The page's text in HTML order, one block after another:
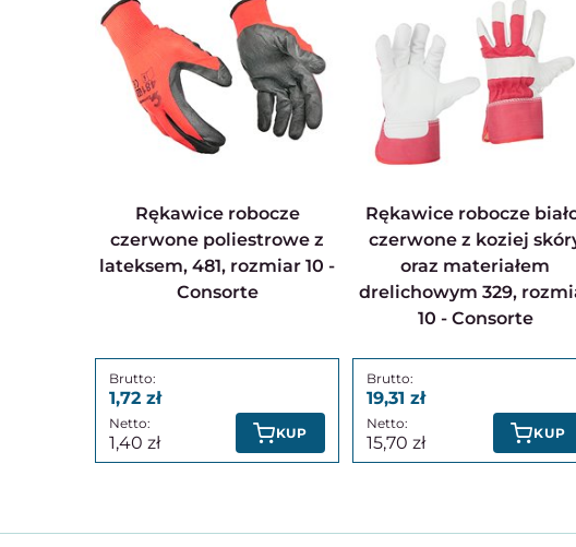
Rękawice robocze
czerwone poliestrowe z
lateksem, 481, rozmiar 10 -
Consorte
1,72
1,40 KUP
Rękawice robocze biało-
czerwone z koziej
oraz materiałem
drelichowym 329,
10 - Consorte
19,31
15,70 KUP